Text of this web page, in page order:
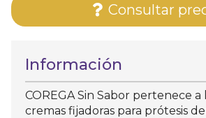
Consultar
Información
COREGA Sin Sabor pertenece a
cremas fijadoras para prótesis